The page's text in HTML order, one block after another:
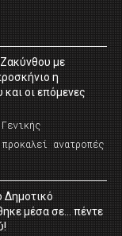
με
η
οι επόμενες
ανατροπές
Δημοτικό
μέσα σε… πέντε